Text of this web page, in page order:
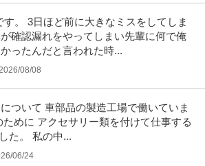
す。 3日ほど前に大きなミスをしてしま
確認漏れをやってしまい先輩に何で俺
ったんだと言われた時...
08/08
ついて 車部品の製造工場で働いていま
めに アクセサリー類を付けて仕事する
た。 私の中...
06/24